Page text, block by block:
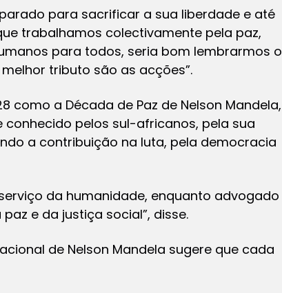
para sacrificar a sua liberdade e até
trabalhamos colectivamente pela paz,
para todos, seria bom lembrarmos o
tributo são as acções”.
como a Década de Paz de Nelson Mandela,
conhecido pelos sul-africanos, pela sua
a contribuição na luta, pela democracia
da humanidade, enquanto advogado
e da justiça social”, disse.
de Nelson Mandela sugere que cada